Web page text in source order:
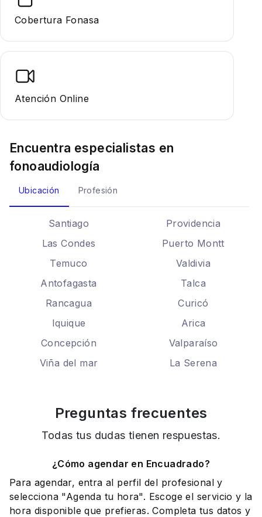
Cobertura Fonasa
Atención Online
Encuentra especialistas en
fonoaudiología
Ubicación Profesión
Santiago
Providencia
Las Condes
Puerto Montt
Temuco
Valdivia
Antofagasta
Talca
Rancagua
Curicó
Iquique
Arica
Concepción
Valparaíso
Viña del mar
La Serena
Preguntas frecuentes
Todas tus dudas tienen respuestas.
¿Cómo agendar en Encuadrado?
Para agendar, entra al perfil del profesional y
selecciona "Agenda tu hora". Escoge el servicio y la
hora disponible que prefieras. Completa tus datos y